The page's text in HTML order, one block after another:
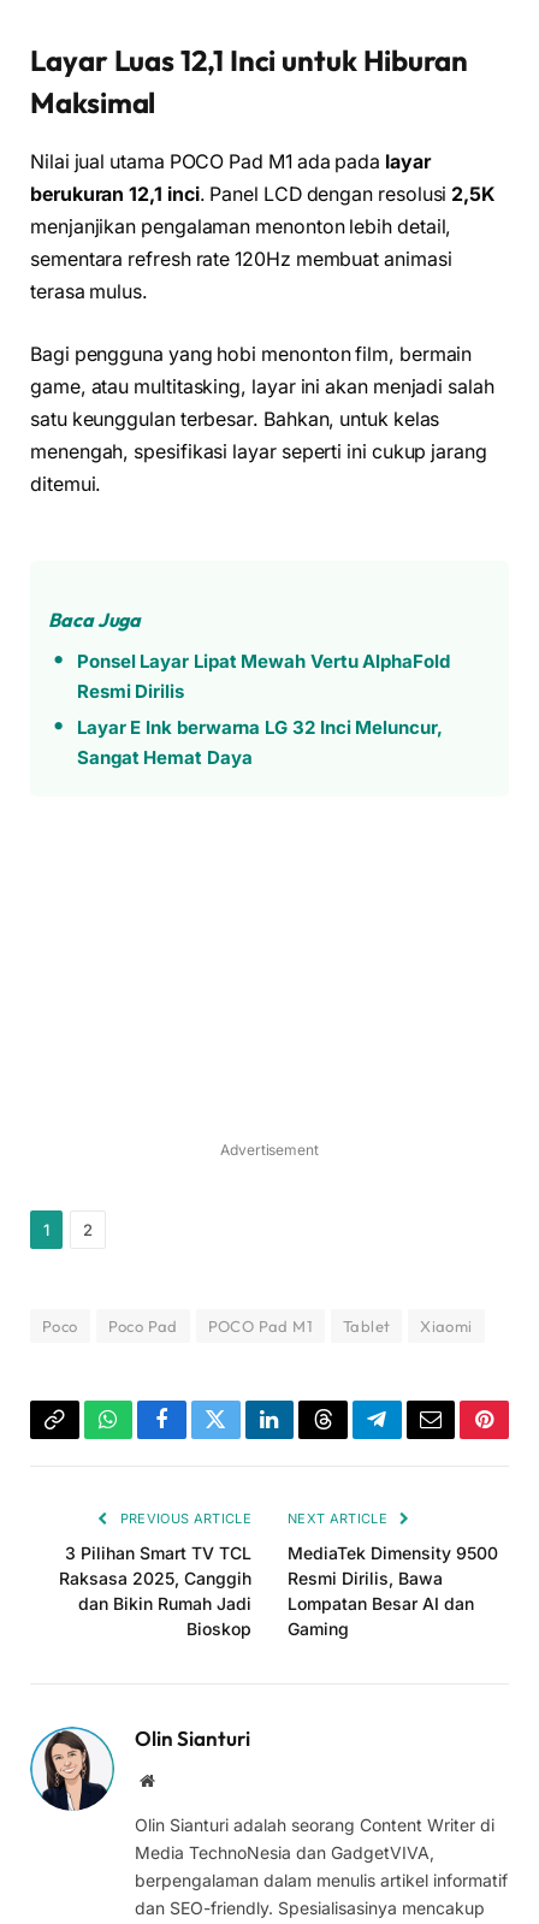
Layar Luas 12,1 Inci untuk Hiburan
Maksimal
Nilai jual utama POCO Pad M1 ada pada layar
berukuran 12,1 inci. Panel LCD dengan resolusi 2,5K
menjanjikan pengalaman menonton lebih detail,
sementara refresh rate 120Hz membuat animasi
terasa mulus.
Bagi pengguna yang hobi menonton film, bermain
game, atau multitasking, layar ini akan menjadi salah
satu keunggulan terbesar. Bahkan, untuk kelas
menengah, spesifikasi layar seperti ini cukup jarang
ditemui.
Baca Juga
Ponsel Layar Lipat Mewah Vertu AlphaFold
Resmi Dirilis
Layar E Ink berwarna LG 32 Inci Meluncur,
Sangat Hemat Daya
Advertisement
1 2
Poco Poco Pad POCO Pad M1 Tablet Xiaomi
Copy WhatsAppFacebookTwitterLinkedInThreadsTelegramEmail
PREVIOUS ARTICLE
3 Pilihan Smart TV TCL
Raksasa 2025, Canggih
dan Bikin Rumah Jadi
Bioskop
NEXT ARTICLE
MediaTek Dimensity 9500
Resmi Dirilis, Bawa
Lompatan Besar AI dan
Gaming
Olin Sianturi
Website
Olin Sianturi adalah seorang Content Writer di
Media TechnoNesia dan GadgetVIVA,
berpengalaman dalam menulis artikel informatif
dan SEO-friendly. Spesialisasinya mencakup